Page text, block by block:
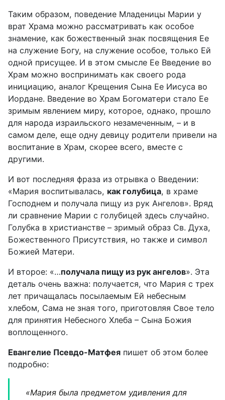
Таким образом, поведение Младеницы Марии у
врат Храма можно рассматривать как особое
знамение, как божественный знак посвящения Ее
на служение Богу, на служение особое, только Ей
одной присущее. И в этом смысле Ее Введение во
Храм можно воспринимать как своего рода
инициацию, аналог Крещения Сына Ее Иисуса во
Иордане. Введение во Храм Богоматери стало Ее
зримым явлением миру, которое, однако, прошло
для народа израильского незамеченным, – и в
самом деле, еще одну девицу родители привели на
воспитание в Храм, скорее всего, вместе с
другими.
И вот последняя фраза из отрывка о Введении:
«Мария воспитывалась, как голубица, в храме
Господнем и получала пищу из рук Ангелов». Вряд
ли сравнение Марии с голубицей здесь случайно.
Голубка в христианстве – зримый образ Св. Духа,
Божественного Присутствия, но также и символ
Божией Матери.
И второе: «…получала пищу из рук ангелов». Эта
деталь очень важна: получается, что Мария с трех
лет причащалась посылаемым Ей небесным
хлебом, Сама не зная того, приготовляя Свое тело
для принятия Небесного Хлеба – Сына Божия
воплощенного.
Евангелие Псевдо-Матфея пишет об этом более
подробно:
«Мария была предметом удивления для